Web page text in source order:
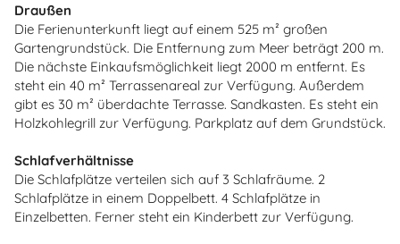
Draußen
Die Ferienunterkunft liegt auf einem 525 m² großen
Gartengrundstück. Die Entfernung zum Meer beträgt 200 m.
Die nächste Einkaufsmöglichkeit liegt 2000 m entfernt. Es
steht ein 40 m² Terrassenareal zur Verfügung. Außerdem
gibt es 30 m² überdachte Terrasse. Sandkasten. Es steht ein
Holzkohlegrill zur Verfügung. Parkplatz auf dem Grundstück.
Schlafverhältnisse
Die Schlafplätze verteilen sich auf 3 Schlafräume. 2
Schlafplätze in einem Doppelbett. 4 Schlafplätze in
Einzelbetten. Ferner steht ein Kinderbett zur Verfügung.